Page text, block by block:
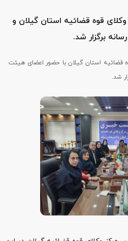
قوه قضائیه استان گیلان و
برگزار شد.
استان گیلان با حضور اعضای هیئت
شد.